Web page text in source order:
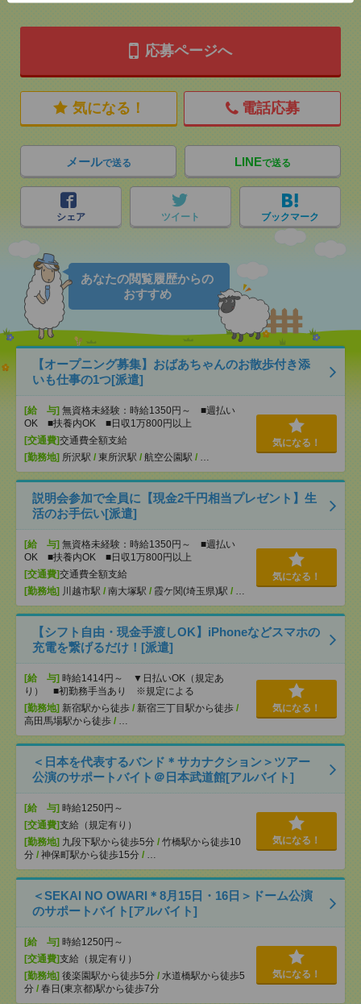
応募ページへ
気になる！ 電話応募
メールで送る LINEで送る
シェア ツイート ブックマーク
あなたの閲覧履歴からの
おすすめ
【オープニング募集】おばあちゃんのお散歩付き添
いも仕事の1つ[派遣]
[給 与] 無資格未経験：時給1350円～ ■週払い
OK ■扶養内OK ■日収1万800円以上
[交通費]交通費全額支給
[勤務地] 所沢駅 / 東所沢駅 / 航空公園駅 / …
気になる！
説明会参加で全員に【現金2千円相当プレゼント】生
活のお手伝い[派遣]
[給 与] 無資格未経験：時給1350円～ ■週払い
OK ■扶養内OK ■日収1万800円以上
[交通費]交通費全額支給
[勤務地] 川越市駅 / 南大塚駅 / 霞ケ関(埼玉県)駅 / …
気になる！
【シフト自由・現金手渡しOK】iPhoneなどスマホの
充電を繋げるだけ！[派遣]
[給 与] 時給1414円～ ▼日払いOK（規定あ
り） ■初勤務手当あり ※規定による
[勤務地] 新宿駅から徒歩 / 新宿三丁目駅から徒歩 /
高田馬場駅から徒歩 / …
気になる！
＜日本を代表するバンド＊サカナクション＞ツアー
公演のサポートバイト＠日本武道館[アルバイト]
[給 与] 時給1250円～
[交通費]支給（規定有り）
[勤務地] 九段下駅から徒歩5分 / 竹橋駅から徒歩10
分 / 神保町駅から徒歩15分 / …
気になる！
＜SEKAI NO OWARI＊8月15日・16日＞ドーム公演
のサポートバイト[アルバイト]
[給 与] 時給1250円～
[交通費]支給（規定有り）
[勤務地] 後楽園駅から徒歩5分 / 水道橋駅から徒歩5
分 / 春日(東京都)駅から徒歩7分
気になる！